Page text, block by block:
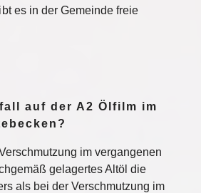
es in der Gemeinde freie
auf der A2 Ölfilm im
im vergangenen
gelagertes Altöl die
als bei der Verschmutzung im